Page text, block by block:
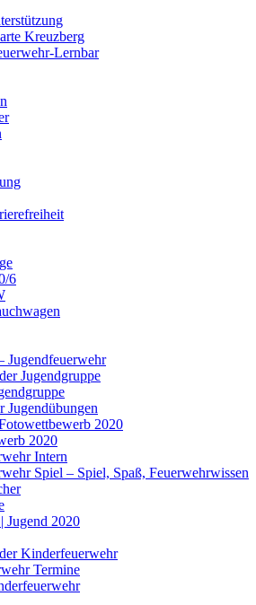
Kreuzberg
Lernbar
6
Jugendfeuerwehr
Jugendgruppe
Jugendübungen
2020
2020
Intern
Spiel – Spiel, Spaß, Feuerwehrwissen
Jugend 2020
Kinderfeuerwehr
Termine